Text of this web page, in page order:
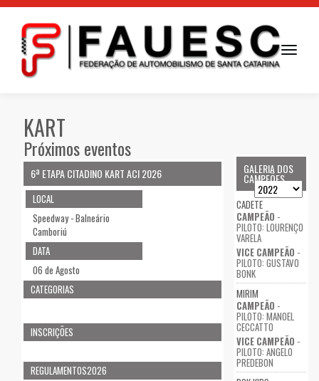
Toggle
KART
Próximos eventos
6ª ETAPA CITADINO KART ACI 2026
LOCAL
Speedway - Balneário
Camboriú
DATA
06 de Agosto
CATEGORIAS
INSCRIÇÕES
REGULAMENTOS2026
GALERIA DOS
CAMPEÕES
CADETE
CAMPEÃO -
PILOTO: LOURENÇO
VARELA
VICE CAMPEÃO -
PILOTO: GUSTAVO
BONK
MIRIM
CAMPEÃO -
PILOTO: MANOEL
CECCATTO
VICE CAMPEÃO -
PILOTO: ANGELO
PREDEBON